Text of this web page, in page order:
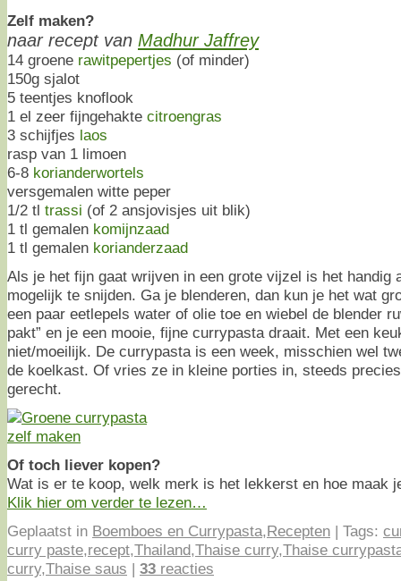
Zelf maken?
naar recept van Madhur Jaffrey
14 groene rawitpepertjes (of minder)
150g sjalot
5 teentjes knoflook
1 el zeer fijngehakte citroengras
3 schijfjes laos
rasp van 1 limoen
6-8 korianderwortels
versgemalen witte peper
1/2 tl trassi (of 2 ansjovisjes uit blik)
1 tl gemalen komijnzaad
1 tl gemalen korianderzaad
Als je het fijn gaat wrijven in een grote vijzel is het handig
mogelijk te snijden. Ga je blenderen, dan kun je het wat
een paar eetlepels water of olie toe en wiebel de blender
pakt” en je een mooie, fijne currypasta draait. Met een
niet/moeilijk. De currypasta is een week, misschien wel
de koelkast. Of vries ze in kleine porties in, steeds
gerecht.
Of toch liever kopen?
Wat is er te koop, welk merk is het lekkerst en hoe maak
Klik hier om verder te lezen…
Geplaatst in Boemboes en Currypasta,Recepten | Tags:
curry paste,recept,Thailand,Thaise curry,Thaise
curry,Thaise saus | 33 reacties